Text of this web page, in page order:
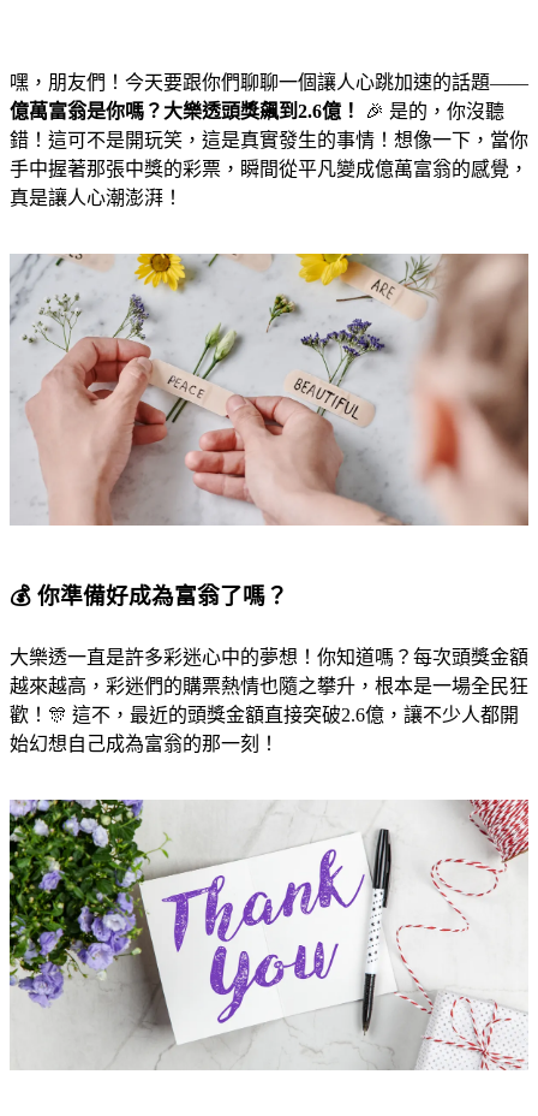
嘿，朋友們！今天要跟你們聊聊一個讓人心跳加速的話題——
億萬富翁是你嗎？大樂透頭獎飆到2.6億！
🎉 是的，你沒聽
錯！這可不是開玩笑，這是真實發生的事情！想像一下，當你
手中握著那張中獎的彩票，瞬間從平凡變成億萬富翁的感覺，
真是讓人心潮澎湃！
💰 你準備好成為富翁了嗎？
大樂透一直是許多彩迷心中的夢想！你知道嗎？每次頭獎金額
越來越高，彩迷們的購票熱情也隨之攀升，根本是一場全民狂
歡！🎊 這不，最近的頭獎金額直接突破2.6億，讓不少人都開
始幻想自己成為富翁的那一刻！